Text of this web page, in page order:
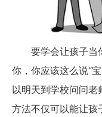
要学会让孩子当你
你，你应该这么说“
以明天到学校问问老
方法不仅可以能让孩